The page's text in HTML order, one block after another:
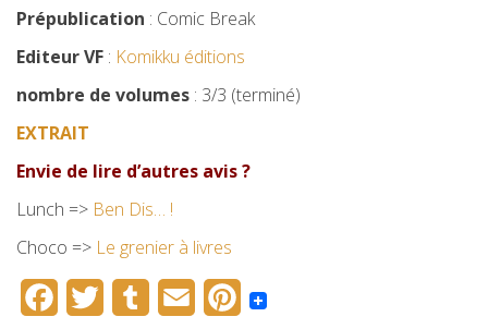
Prépublication : Comic Break
Editeur VF : Komikku éditions
nombre de volumes : 3/3 (terminé)
EXTRAIT
Envie de lire d’autres avis ?
Lunch => Ben Dis… !
Choco => Le grenier à livres
P